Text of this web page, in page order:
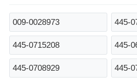
NCR-Geldautomatenteile
Ersatzteile für Wincor-
Hyosung ATM-Teile
009-0028973 445-
445-0715208 445-
445-0708929 445-